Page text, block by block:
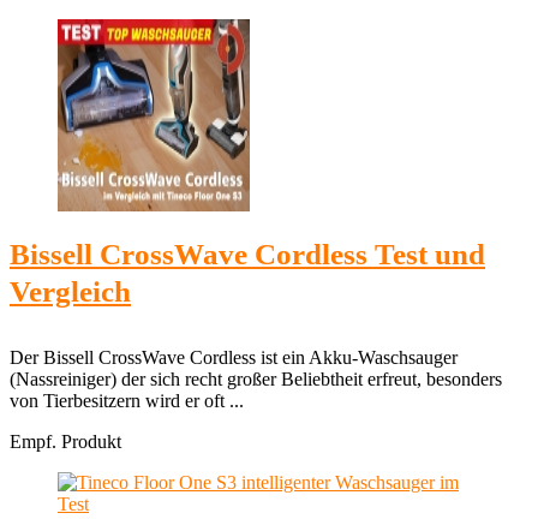
Bissell CrossWave Cordless Test und
Vergleich
Der Bissell CrossWave Cordless ist ein Akku-Waschsauger
(Nassreiniger) der sich recht großer Beliebtheit erfreut, besonders
von Tierbesitzern wird er oft ...
Empf. Produkt